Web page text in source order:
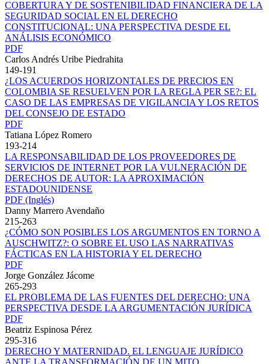
COBERTURA Y DE SOSTENIBILIDAD FINANCIERA DE LA
SEGURIDAD SOCIAL EN EL DERECHO
CONSTITUCIONAL: UNA PERSPECTIVA DESDE EL
ANÁLISIS ECONÓMICO
PDF
Carlos Andrés Uribe Piedrahita
149-191
¿LOS ACUERDOS HORIZONTALES DE PRECIOS EN
COLOMBIA SE RESUELVEN POR LA REGLA PER SE?: EL
CASO DE LAS EMPRESAS DE VIGILANCIA Y LOS RETOS
DEL CONSEJO DE ESTADO
PDF
Tatiana López Romero
193-214
LA RESPONSABILIDAD DE LOS PROVEEDORES DE
SERVICIOS DE INTERNET POR LA VULNERACIÓN DE
DERECHOS DE AUTOR: LA APROXIMACIÓN
ESTADOUNIDENSE
PDF (Inglés)
Danny Marrero Avendaño
215-263
¿CÓMO SON POSIBLES LOS ARGUMENTOS EN TORNO A
AUSCHWITZ?: O SOBRE EL USO LAS NARRATIVAS
FÁCTICAS EN LA HISTORIA Y EL DERECHO
PDF
Jorge González Jácome
265-293
EL PROBLEMA DE LAS FUENTES DEL DERECHO: UNA
PERSPECTIVA DESDE LA ARGUMENTACIÓN JURÍDICA
PDF
Beatriz Espinosa Pérez
295-316
DERECHO Y MATERNIDAD. EL LENGUAJE JURÍDICO
ANTE LA TRANSFORMACIÓN DE UN MITO